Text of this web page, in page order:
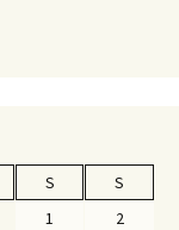
S
S
1
2